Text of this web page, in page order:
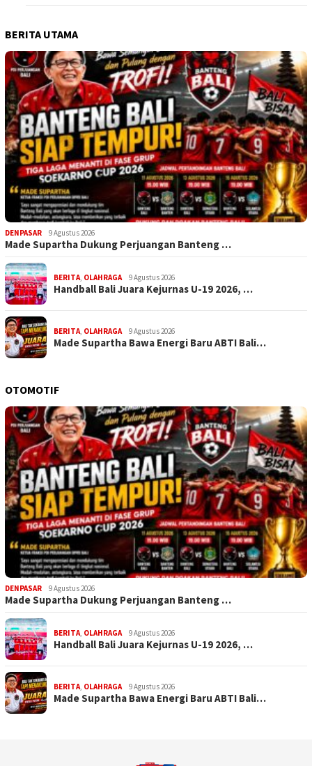
BERITA UTAMA
DENPASAR 9 Agustus 2026
Made Supartha Dukung Perjuangan Banteng …
BERITA, OLAHRAGA 9 Agustus 2026
Handball Bali Juara Kejurnas U-19 2026, …
BERITA, OLAHRAGA 9 Agustus 2026
Made Supartha Bawa Energi Baru ABTI Bali…
OTOMOTIF
DENPASAR 9 Agustus 2026
Made Supartha Dukung Perjuangan Banteng …
BERITA, OLAHRAGA 9 Agustus 2026
Handball Bali Juara Kejurnas U-19 2026, …
BERITA, OLAHRAGA 9 Agustus 2026
Made Supartha Bawa Energi Baru ABTI Bali…